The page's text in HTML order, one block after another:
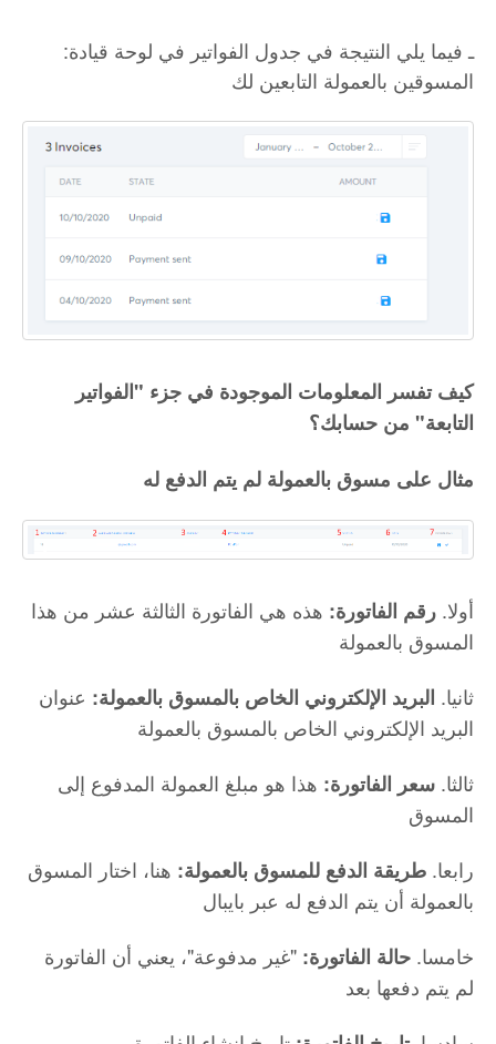
:ـ فيما يلي النتيجة في جدول الفواتير في لوحة قيادة
المسوقين بالعمولة التابعين لك
كيف تفسر المعلومات الموجودة في جزء "الفواتير
التابعة" من حسابك؟
مثال على مسوق بالعمولة لم يتم الدفع له
أولا. رقم الفاتورة: هذه هي الفاتورة الثالثة عشر من هذا
المسوق بالعمولة
ثانيا. البريد الإلكتروني الخاص بالمسوق بالعمولة: عنوان
البريد الإلكتروني الخاص بالمسوق بالعمولة
ثالثا. سعر الفاتورة: هذا هو مبلغ العمولة المدفوع إلى
المسوق
رابعا. طريقة الدفع للمسوق بالعمولة: هنا، اختار المسوق
بالعمولة أن يتم الدفع له عبر بايبال
خامسا. حالة الفاتورة: "غير مدفوعة"، يعني أن الفاتورة
لم يتم دفعها بعد